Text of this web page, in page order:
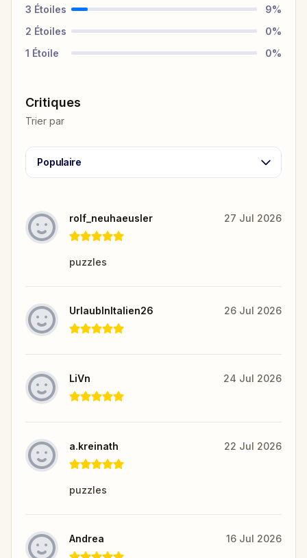
3 Étoiles 9%
2 Étoiles 0%
1 Étoile 0%
Critiques
Trier par
Populaire
rolf_neuhaeusler 27 Jul 2026
puzzles
UrlaubInItalien26 26 Jul 2026
LiVn 24 Jul 2026
a.kreinath 22 Jul 2026
puzzles
Andrea 16 Jul 2026